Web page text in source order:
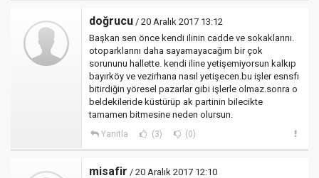
doğrucu / 20 Aralık 2017 13:12
Başkan sen önce kendi ilinin cadde ve sokaklarını.
otoparklarını daha sayamayacağım bir çok
sorununu hallette. kendi iline yetişemiyorsun kalkıp
bayırköy ve vezirhana nasıl yetişecen.bu işler esnsfı
bitirdiğin yöresel pazarlar gibi işlerle olmaz.sonra o
beldekileride küstürüp ak partinin bilecikte
tamamen bitmesine neden olursun.
Yanıtla (3) (0)
misafir / 20 Aralık 2017 12:10